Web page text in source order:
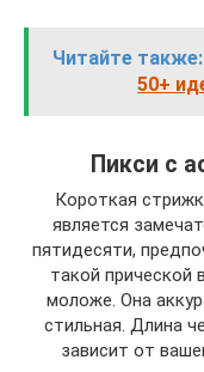
Читайте также:
50+
Пикси с
Короткая
является
пятидесяти,
такой прической
моложе. Она
стильная. Длина
зависит от